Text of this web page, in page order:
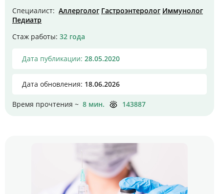
Специалист: Аллерголог Гастроэнтеролог Иммунолог
Педиатр
Стаж работы: 32 года
Дата публикации: 28.05.2020
Дата обновления: 18.06.2026
Время прочтения ~ 8 мин. 143887
Личный кабинет
Записаться на приём